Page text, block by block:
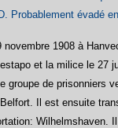
Probablement évadé
novembre 1908 à
et la milice le 27
groupe de prisonniers
Il est ensuite
Wilhelmshaven.